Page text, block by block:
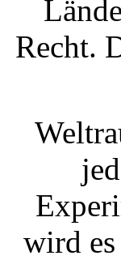
Recht.
wird